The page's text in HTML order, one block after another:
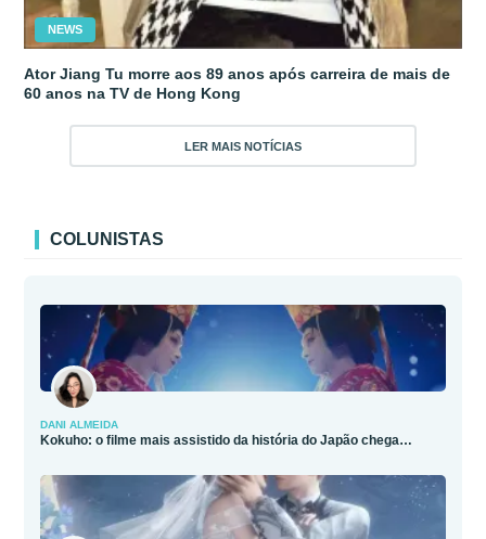
NEWS
Ator Jiang Tu morre aos 89 anos após carreira de mais de
60 anos na TV de Hong Kong
LER MAIS NOTÍCIAS
COLUNISTAS
DANI ALMEIDA
Kokuho: o filme mais assistido da história do Japão chega…